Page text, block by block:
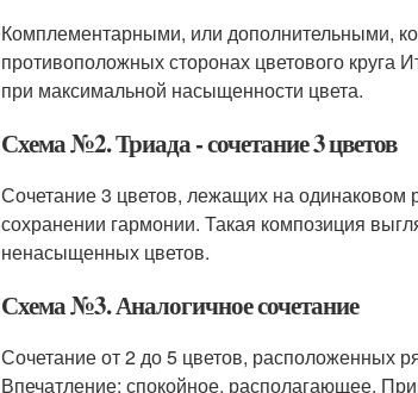
Комплементарными, или дополнительными,
противоположных сторонах цветового круга
при максимальной насыщенности цвета.
Схема №2. Триада - сочетание 3 цветов
Сочетание 3 цветов, лежащих на одинаковом
сохранении гармонии. Такая композиция
ненасыщенных цветов.
Схема №3. Аналогичное сочетание
Сочетание от 2 до 5 цветов, расположенных
Впечатление: спокойное, располагающее.